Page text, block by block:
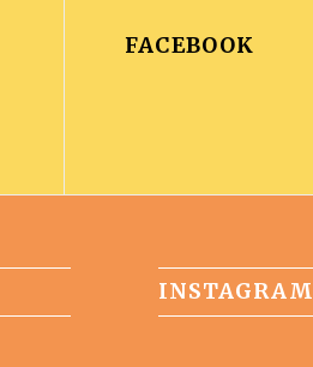
FACEBOOK
INSTAGRAM